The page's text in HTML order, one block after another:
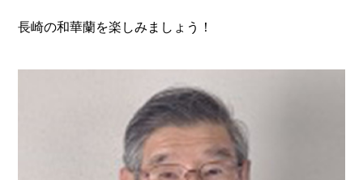
長崎の和華蘭を楽しみましょう！